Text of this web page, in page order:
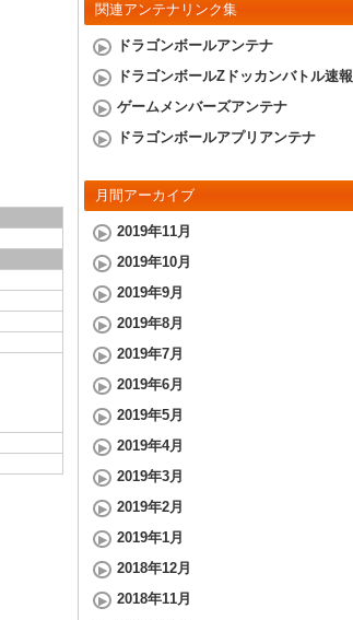
関連アンテナリンク集
ドラゴンボールアンテナ
ドラゴンボールZドッカンバトル速報
ゲームメンバーズアンテナ
ドラゴンボールアプリアンテナ
月間アーカイブ
2019年11月
2019年10月
2019年9月
2019年8月
2019年7月
2019年6月
2019年5月
2019年4月
2019年3月
2019年2月
2019年1月
2018年12月
2018年11月